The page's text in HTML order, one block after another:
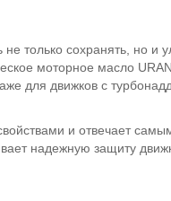
только сохранять, но и
моторное масло
для движков с
и отвечает
надежную защиту